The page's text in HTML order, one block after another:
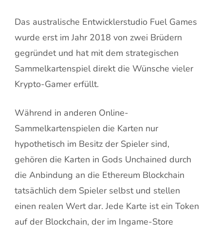
Das australische Entwicklerstudio Fuel Games
wurde erst im Jahr 2018 von zwei Brüdern
gegründet und hat mit dem strategischen
Sammelkartenspiel direkt die Wünsche vieler
Krypto-Gamer erfüllt.
Während in anderen Online-
Sammelkartenspielen die Karten nur
hypothetisch im Besitz der Spieler sind,
gehören die Karten in Gods Unchained durch
die Anbindung an die Ethereum Blockchain
tatsächlich dem Spieler selbst und stellen
einen realen Wert dar. Jede Karte ist ein Token
auf der Blockchain, der im Ingame-Store